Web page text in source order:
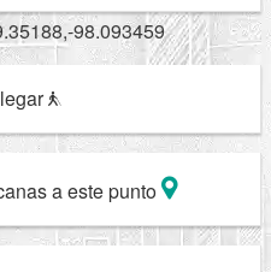
98.093459
a este punto